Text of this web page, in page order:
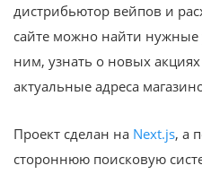
дистрибьютор вейпов и
сайте можно найти нужные
ним, узнать о новых акциях
актуальные адреса
Проект сделан на Next.js, а
стороннюю поисковую